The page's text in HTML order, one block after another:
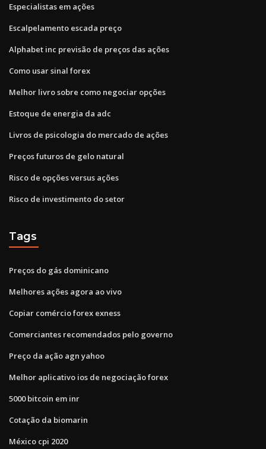
Especialistas em ações
Escalpelamento escada preço
Alphabet inc previsão de preços das ações
Como usar sinal forex
Melhor livro sobre como negociar opções
Estoque de energia da adc
Livros de psicologia do mercado de ações
Preços futuros de gelo natural
Risco de opções versus ações
Risco de investimento do setor
Tags
Preços do gás dominicano
Melhores ações agora ao vivo
Copiar comércio forex exness
Comerciantes recomendados pelo governo
Preço da ação agn yahoo
Melhor aplicativo ios de negociação forex
5000 bitcoin em inr
Cotação da biomarin
México cpi 2020